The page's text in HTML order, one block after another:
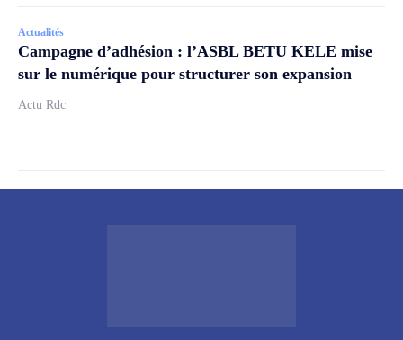
Actualités
Campagne d’adhésion : l’ASBL BETU KELE mise
sur le numérique pour structurer son expansion
Actu Rdc